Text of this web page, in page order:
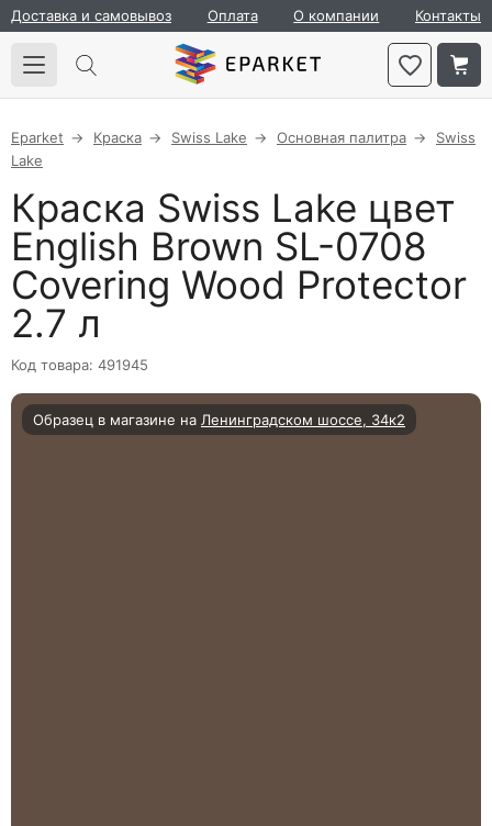
Доставка и самовывоз Оплата О компании Контакты
Eparket Краска Swiss Lake Основная палитра
Swiss
Lake
Краска Swiss Lake цвет
English Brown SL-0708
Covering Wood Protector
2.7 л
Код товара: 491945
Образец в магазине на Ленинградском шоссе, 34к2